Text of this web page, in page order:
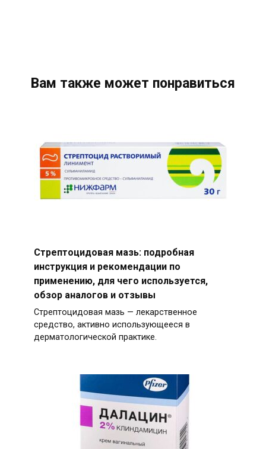
Вам также может понравиться
Стрептоцидовая мазь: подробная
инструкция и рекомендации по
применению, для чего используется,
обзор аналогов и отзывы
Стрептоцидовая мазь — лекарственное
средство, активно использующееся в
дерматологической практике.